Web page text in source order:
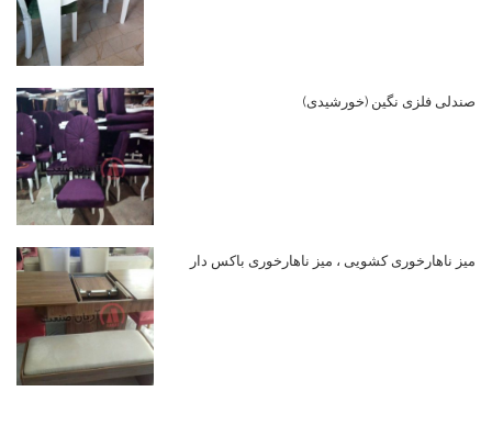
صندلی فلزی نگین (خورشیدی)
میز ناهارخوری کشویی ، میز ناهارخوری باکس دار